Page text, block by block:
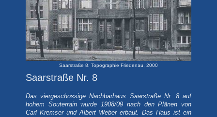
Saarstraße 8. Topographie Friedenau, 2000
Saarstraße Nr. 8
Das viergeschossige Nachbarhaus Saarstraße Nr. 8 auf
hohem Souterrain wurde 1908/09 nach den Plänen von
Carl Kremser und Albert Weber erbaut. Das Haus ist ein